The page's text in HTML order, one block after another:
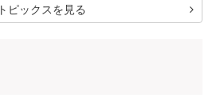
トピックスを見る